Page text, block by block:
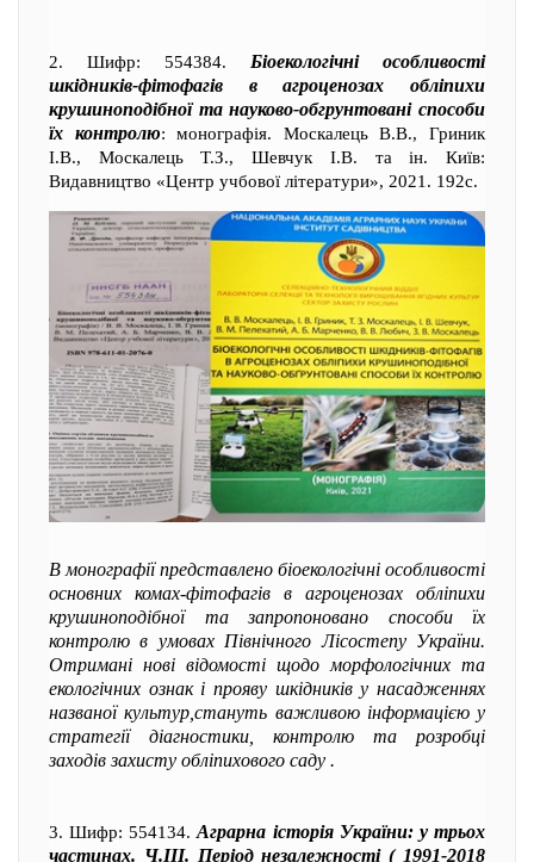
2. Шифр: 554384. Біоекологічні особливості
шкідників-фітофагів в агроценозах обліпихи
крушиноподібної та науково-обгрунтовані способи
їх контролю: монографія. Москалець В.В., Гриник
І.В., Москалець Т.З., Шевчук І.В. та ін. Київ:
Видавництво «Центр учбової літератури», 2021. 192с.
В монографії представлено біоекологічні особливості
основних комах-фітофагів в агроценозах обліпихи
крушиноподібної та запропоновано способи їх
контролю в умовах Північного Лісостепу України.
Отримані нові відомості щодо морфологічних та
екологічних ознак і прояву шкідників у насадженнях
названої культур,стануть важливою інформацією у
стратегії діагностики, контролю та розробці
заходів захисту обліпихового саду .
3. Шифр: 554134.Аграрна історія України: у трьох
частинах. Ч.ІІІ. Період незалежності ( 1991-2018